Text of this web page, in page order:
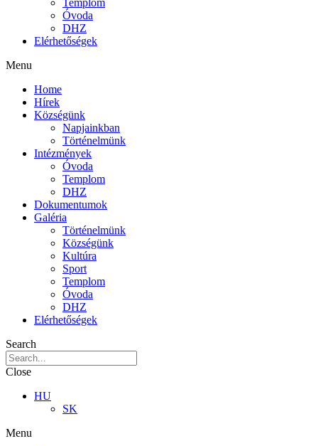
Templom
Óvoda
DHZ
Elérhetőségek
Menu
Home
Hírek
Községünk
Napjainkban
Történelmünk
Intézmények
Óvoda
Templom
DHZ
Dokumentumok
Galéria
Történelmünk
Községünk
Kultúra
Sport
Templom
Óvoda
DHZ
Elérhetőségek
Search
Close
HU
SK
Menu